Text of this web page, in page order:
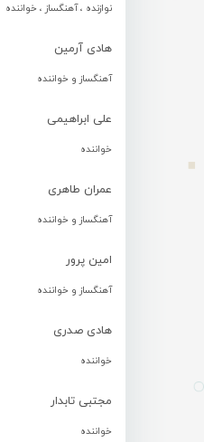
نوازنده ، آهنگساز ، خواننده
هادی آرمین
آهنگساز و خواننده
علی ابراهیمی
خواننده
عمران طاهری
آهنگساز و خواننده
امین پرور
آهنگساز و خواننده
هادی صدری
خواننده
مجتبی تابدار
خواننده